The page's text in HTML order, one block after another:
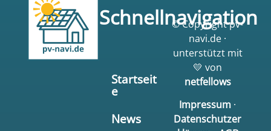
Schnellnavigation
Startseit
e
News
© Copyright pv-
navi.de ·
unterstützt mit
💛 von
netfellows
Impressum ·
Datenschutzer